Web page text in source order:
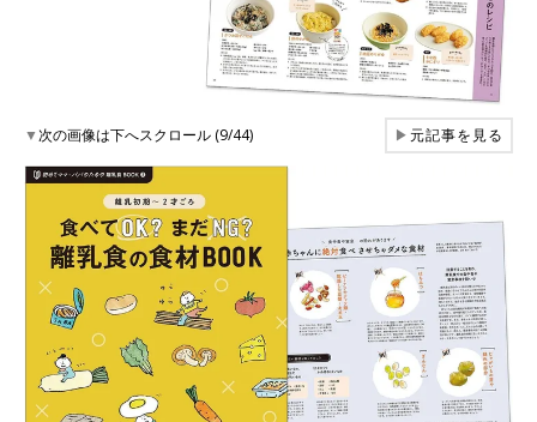
▼次の画像は下へスクロール (9/44) ▶元記事を見る